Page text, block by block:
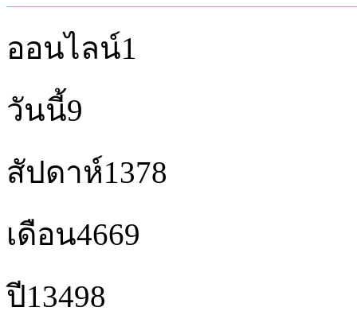
ออนไลน์1
วันนี้9
สัปดาห์1378
เดือน4669
ปี13498